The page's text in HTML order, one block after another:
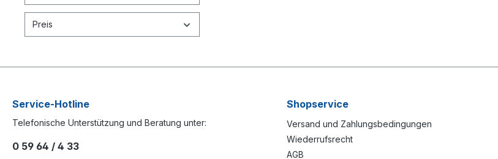
Preis
Service-Hotline
Telefonische Unterstützung und Beratung unter:
0 59 64 / 4 33
Shopservice
Versand und Zahlungsbedingungen
Wiederrufsrecht
AGB